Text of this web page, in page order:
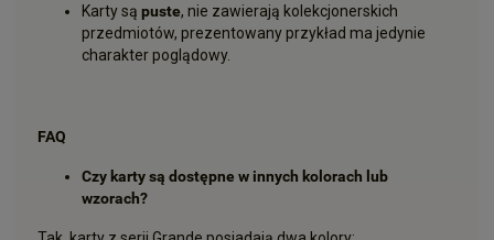
Karty są puste, nie zawierają kolekcjonerskich
przedmiotów, prezentowany przykład ma jedynie
charakter poglądowy.
FAQ
Czy karty są dostępne w innych kolorach lub
wzorach?